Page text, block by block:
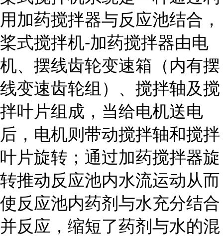
用加药搅拌器与反应池结合，
桨式搅拌机-加药搅拌器由电
机、摆线齿轮变速箱（内有摆
线变速齿轮组）、搅拌轴及搅
拌叶片组成，当给电机送电
后，电机则带动搅拌轴和搅拌
叶片旋转；通过加药搅拌器旋
转推动反应池内水流运动从而
使反应池内药剂与水充分结合
并反应，缩短了药剂与水的混